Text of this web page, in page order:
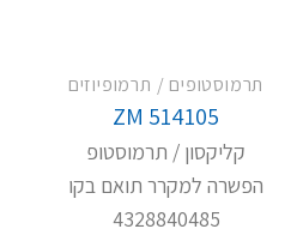
תרמוסטופים / תרמופיוזים
ZM 514105
קליקסון / תרמוסטופ
הפשרה למקרר תואם בקו
4328840485